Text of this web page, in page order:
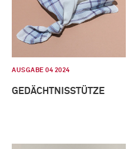
AUSGABE 04 2024
GEDÄCHTNISSTÜTZE